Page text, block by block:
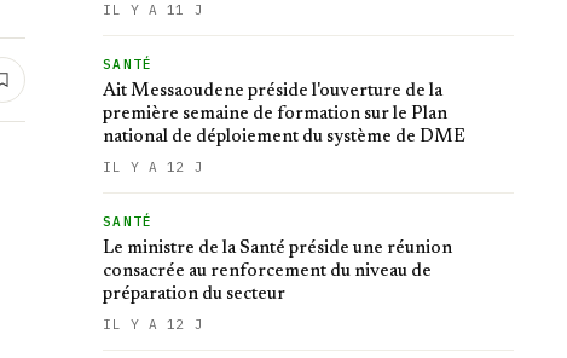
IL Y A 11 J
SANTÉ
Ait Messaoudene préside l'ouverture de la
première semaine de formation sur le Plan
national de déploiement du système de DME
IL Y A 12 J
SANTÉ
Le ministre de la Santé préside une réunion
consacrée au renforcement du niveau de
préparation du secteur
IL Y A 12 J